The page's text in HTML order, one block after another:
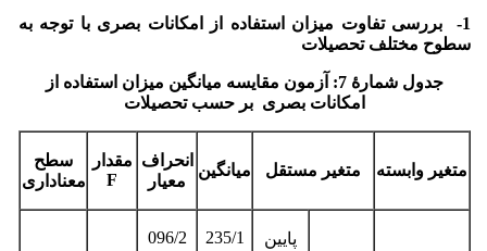
1- بررسی تفاوت میزان استفاده از امکانات بصری با توجه به
سطوح مختلف تحصیلات
جدول شمارۀ 7: آزمون مقایسه میانگین میزان استفاده از
امکانات بصری بر حسب تحصیلات
متغیر وابسته متغیر مستقل میانگین
انحراف
معیار
مقدار
F
سطح
معناداری
پایین 235/1
096/2